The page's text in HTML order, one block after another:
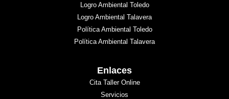
Logro Ambiental Toledo
Logro Ambiental Talavera
Política Ambiental Toledo
Política Ambiental Talavera
Enlaces
Cita Taller Online
Servicios